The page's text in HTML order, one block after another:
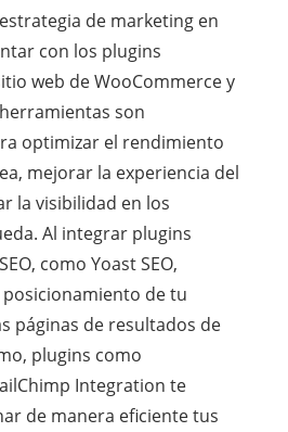
de marketing en
con los plugins
web de WooCommerce y
son
optimizar el rendimiento
mejorar la experiencia del
la visibilidad en los
Al integrar plugins
como Yoast SEO,
de tu
páginas de resultados de
plugins como
Integration te
de manera eficiente tus